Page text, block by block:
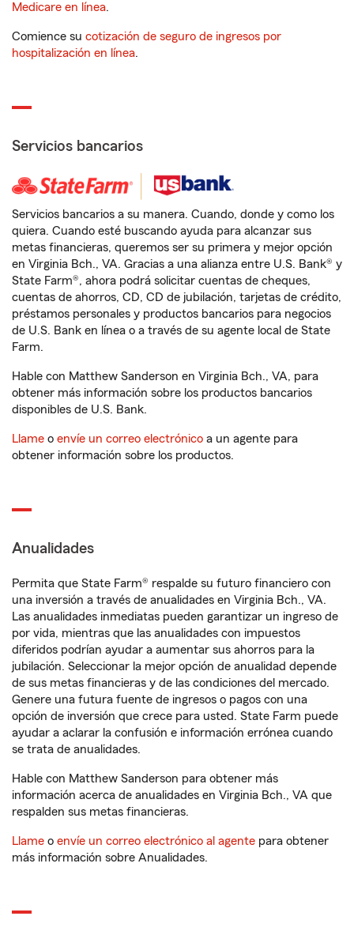
Medicare en línea.
Comience su cotización de seguro de ingresos por
hospitalización en línea.
Servicios bancarios
Servicios bancarios a su manera. Cuando, donde y como los
quiera. Cuando esté buscando ayuda para alcanzar sus
metas financieras, queremos ser su primera y mejor opción
en Virginia Bch., VA. Gracias a una alianza entre U.S. Bank® y
State Farm®, ahora podrá solicitar cuentas de cheques,
cuentas de ahorros, CD, CD de jubilación, tarjetas de crédito,
préstamos personales y productos bancarios para negocios
de U.S. Bank en línea o a través de su agente local de State
Farm.
Hable con Matthew Sanderson en Virginia Bch., VA, para
obtener más información sobre los productos bancarios
disponibles de U.S. Bank.
Llame o envíe un correo electrónico a un agente para
obtener información sobre los productos.
Anualidades
Permita que State Farm® respalde su futuro financiero con
una inversión a través de anualidades en Virginia Bch., VA.
Las anualidades inmediatas pueden garantizar un ingreso de
por vida, mientras que las anualidades con impuestos
diferidos podrían ayudar a aumentar sus ahorros para la
jubilación. Seleccionar la mejor opción de anualidad depende
de sus metas financieras y de las condiciones del mercado.
Genere una futura fuente de ingresos o pagos con una
opción de inversión que crece para usted. State Farm puede
ayudar a aclarar la confusión e información errónea cuando
se trata de anualidades.
Hable con Matthew Sanderson para obtener más
información acerca de anualidades en Virginia Bch., VA que
respalden sus metas financieras.
Llame o envíe un correo electrónico al agente para obtener
más información sobre Anualidades.